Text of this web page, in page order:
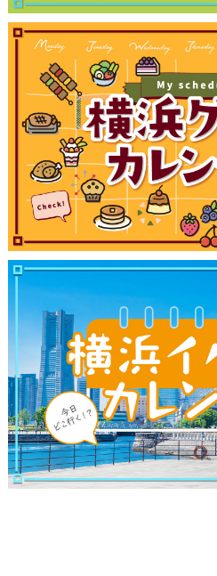
観光ガイド
ランキング
ブログ記事
サイトについて